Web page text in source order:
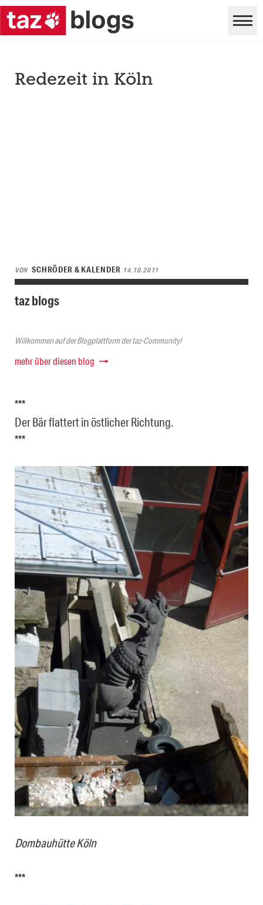
Redezeit in Köln
VON SCHRÖDER & KALENDER 14.10.2011
taz blogs
Willkommen auf der Blogplattform der taz-Community!
mehr über diesen blog
***
Der Bär flattert in östlicher Richtung.
***
Dombauhütte Köln
***